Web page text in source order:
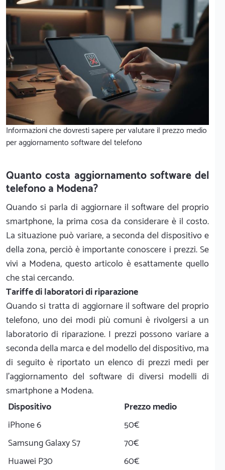
Informazioni che dovresti sapere per valutare il prezzo medio
per aggiornamento software del telefono
Quanto costa aggiornamento software del
telefono a Modena?
Quando si parla di aggiornare il software del proprio
smartphone, la prima cosa da considerare è il costo.
La situazione può variare, a seconda del dispositivo e
della zona, perciò è importante conoscere i prezzi. Se
vivi a Modena, questo articolo è esattamente quello
che stai cercando.
Tariffe di laboratori di riparazione
Quando si tratta di aggiornare il software del proprio
telefono, uno dei modi più comuni è rivolgersi a un
laboratorio di riparazione. I prezzi possono variare a
seconda della marca e del modello del dispositivo, ma
di seguito è riportato un elenco di prezzi medi per
l'aggiornamento del software di diversi modelli di
smartphone a Modena.
Dispositivo
Prezzo medio
iPhone 6
50€
Samsung Galaxy S7
70€
Huawei P30
60€